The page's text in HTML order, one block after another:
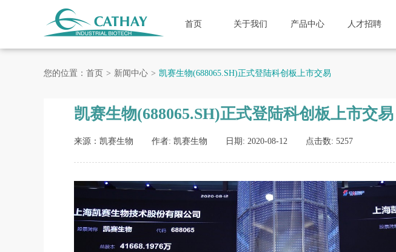
首页 关于我们 产品中心 人才招聘
您的位置： 首页 新闻中心 凯赛生物(688065.SH)正式登陆科创板上市交易
凯赛生物(688065.SH)正式登陆科创板上市交易
来源：凯赛生物 作者: 凯赛生物 日期: 2020-08-12 点击数: 5257